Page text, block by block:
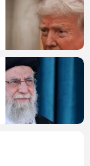
חדשות
חדשות